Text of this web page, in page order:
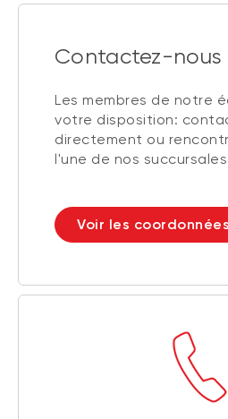
Contactez-nous
Les membres de notre
votre disposition:
directement ou
l'une de nos
Voir les coordonnées